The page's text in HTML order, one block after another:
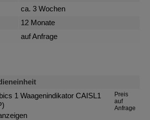
ca. 3 Wochen
12 Monate
auf Anfrage
1 Waagenindikator CAISL1
Preis
auf
Anfrage